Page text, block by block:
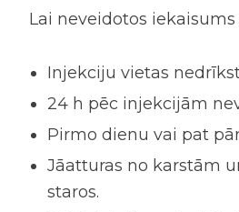
Lai neveidotos
Injekciju vietas
24 h pēc injekcijām
Pirmo dienu vai pat
Jāatturas no karstām
staros.